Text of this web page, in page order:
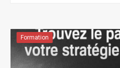
Formation